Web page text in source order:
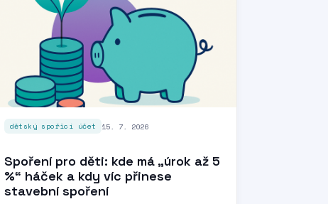
dětský spořicí účet 15. 7. 2026
Spoření pro děti: kde má „úrok až 5
%“ háček a kdy víc přinese
stavební spoření